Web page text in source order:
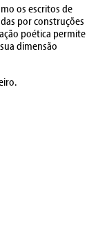
os escritos de
por construções
poética permite
dimensão